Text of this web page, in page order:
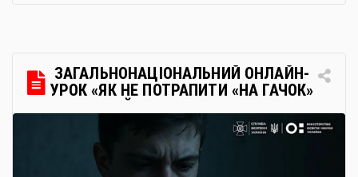
передбачає: Скористатися цією процедурою […]
ЗАГАЛЬНОНАЦІОНАЛЬНИЙ ОНЛАЙН-
УРОК «ЯК НЕ ПОТРАПИТИ «НА ГАЧОК»
РОСІЙСЬКИХ СПЕЦСЛУЖБ